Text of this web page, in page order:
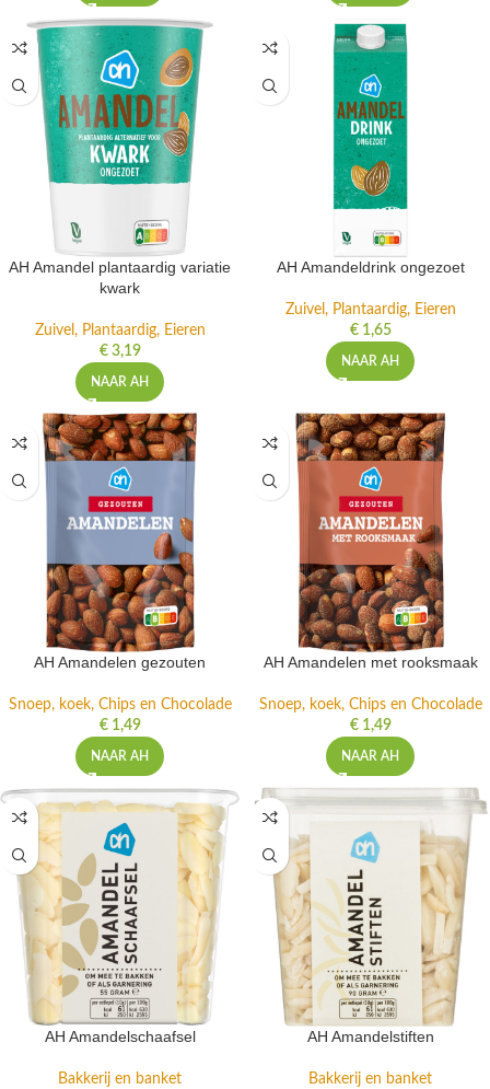
AH Amandel plantaardig variatie
kwark
Zuivel, Plantaardig, Eieren
€3,19
NAAR AH
AH Amandeldrink ongezoet
Zuivel, Plantaardig, Eieren
€1,65
NAAR AH
AH Amandelen gezouten
Snoep, koek, Chips en Chocolade
€1,49
NAAR AH
AH Amandelen met rooksmaak
Snoep, koek, Chips en Chocolade
€1,49
NAAR AH
AH Amandelschaafsel
Bakkerij en banket
AH Amandelstiften
Bakkerij en banket